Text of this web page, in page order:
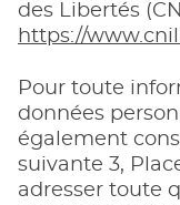
des Libertés
https://
Pour toute
données
également
suivante 3,
adresser toute